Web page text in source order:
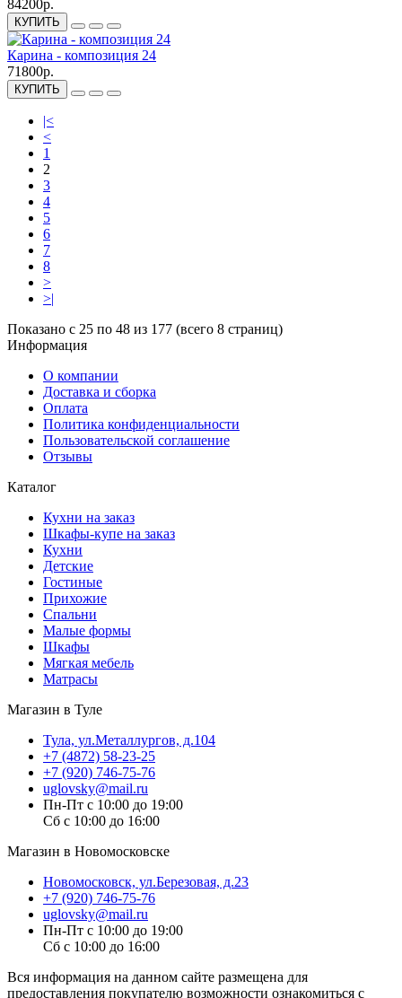
84200р.
КУПИТЬ
Карина - композиция 24
71800р.
КУПИТЬ
|<
<
1
2
3
4
5
6
7
8
>
>|
Показано с 25 по 48 из 177 (всего 8 страниц)
Информация
О компании
Доставка и сборка
Оплата
Политика конфиденциальности
Пользовательской соглашение
Отзывы
Каталог
Кухни на заказ
Шкафы-купе на заказ
Кухни
Детские
Гостиные
Прихожие
Спальни
Малые формы
Шкафы
Мягкая мебель
Матрасы
Магазин в Туле
Тула, ул.Металлургов, д.104
+7 (4872) 58-23-25
+7 (920) 746-75-76
uglovsky@mail.ru
Пн-Пт с 10:00 до 19:00
Сб с 10:00 до 16:00
Магазин в Новомосковске
Новомосковск, ул.Березовая, д.23
+7 (920) 746-75-76
uglovsky@mail.ru
Пн-Пт с 10:00 до 19:00
Сб с 10:00 до 16:00
Вся информация на данном сайте размещена для
предоставления покупателю возможности ознакомиться с